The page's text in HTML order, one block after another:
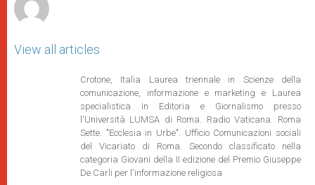
View all articles
Crotone, Italia Laurea triennale in Scienze della
comunicazione, informazione e marketing e Laurea
specialistica in Editoria e Giornalismo presso
l'Università LUMSA di Roma. Radio Vaticana. Roma
Sette. "Ecclesia in Urbe". Ufficio Comunicazioni sociali
del Vicariato di Roma. Secondo classificato nella
categoria Giovani della II edizione del Premio Giuseppe
De Carli per l'informazione religiosa